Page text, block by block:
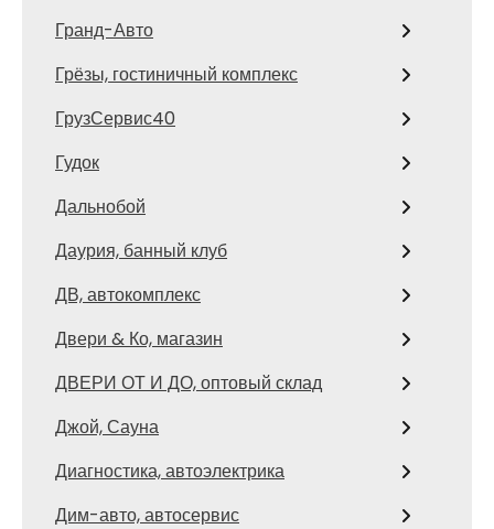
Гранд-Авто
Грёзы, гостиничный комплекс
ГрузСервис40
Гудок
Дальнобой
Даурия, банный клуб
ДВ, автокомплекс
Двери & Ко, магазин
ДВЕРИ ОТ И ДО, оптовый склад
Джой, Сауна
Диагностика, автоэлектрика
Дим-авто, автосервис